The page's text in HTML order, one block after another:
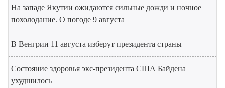
На западе Якутии ожидаются сильные дожди и ночное
похолодание. О погоде 9 августа
В Венгрии 11 августа изберут президента страны
Состояние здоровья экс-президента США Байдена
ухудшилось